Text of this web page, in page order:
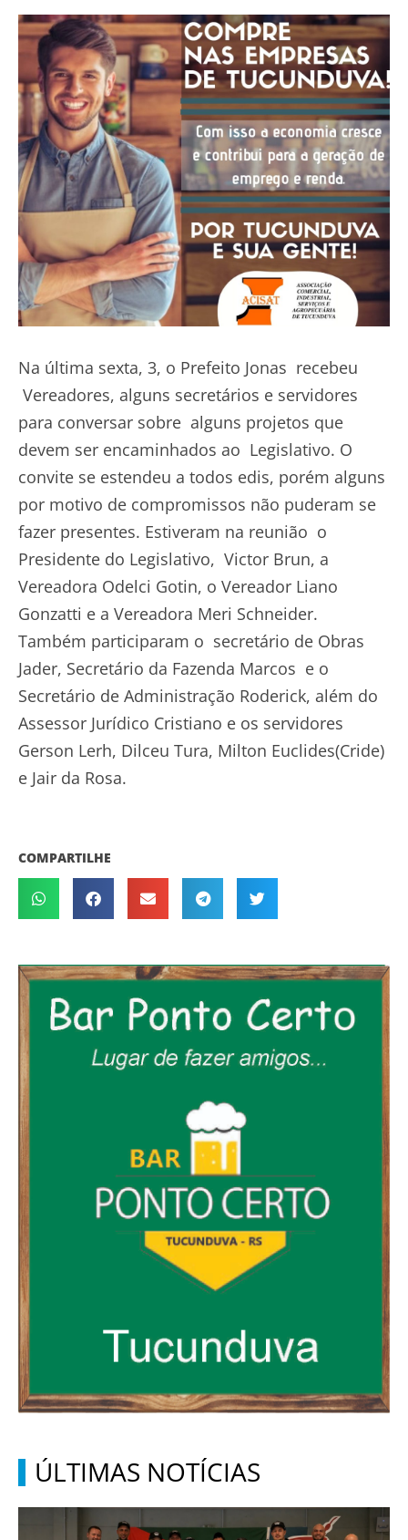
Na última sexta, 3, o Prefeito Jonas recebeu
Vereadores, alguns secretários e servidores
para conversar sobre alguns projetos que
devem ser encaminhados ao Legislativo. O
convite se estendeu a todos edis, porém alguns
por motivo de compromissos não puderam se
fazer presentes. Estiveram na reunião o
Presidente do Legislativo, Victor Brun, a
Vereadora Odelci Gotin, o Vereador Liano
Gonzatti e a Vereadora Meri Schneider.
Também participaram o secretário de Obras
Jader, Secretário da Fazenda Marcos e o
Secretário de Administração Roderick, além do
Assessor Jurídico Cristiano e os servidores
Gerson Lerh, Dilceu Tura, Milton Euclides(Cride)
e Jair da Rosa.
COMPARTILHE
ÚLTIMAS NOTÍCIAS